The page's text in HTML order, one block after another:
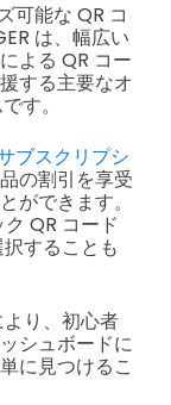
可能な QR コ
は、幅広い
よる QR コー
する主要なオ
す。
ブスクリプシ
の割引を享受
ができます。
QR コード
することも
り、初心者
シュボードに
に見つけるこ